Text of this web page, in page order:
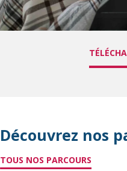
Découvrez nos
TOUS NOS PARCOURS